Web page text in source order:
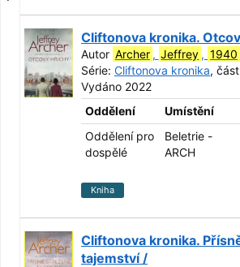
Cliftonova kronika.
Autor Archer , Jeffrey , 1940
Série: Cliftonova kronika,
Vydáno 2022
Oddělení
Umístění
Oddělení pro
dospělé
Beletrie -
ARCH
Kniha
Cliftonova kronika.
tajemství /